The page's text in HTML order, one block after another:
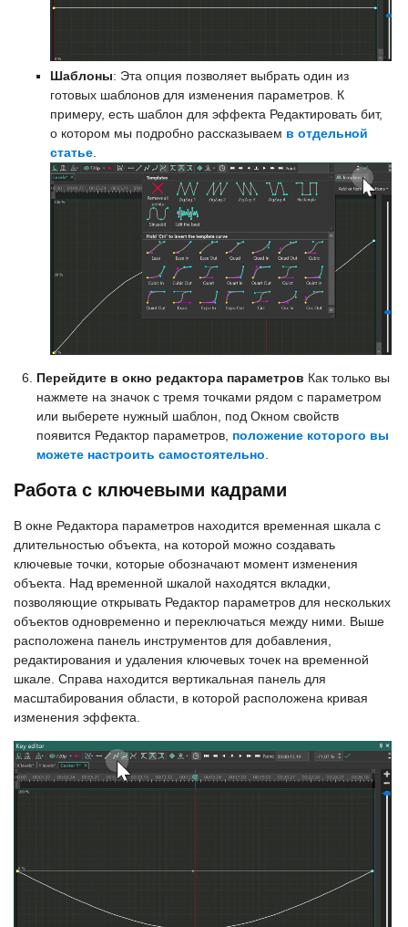
Шаблоны: Эта опция позволяет выбрать один из
готовых шаблонов для изменения параметров. К
примеру, есть шаблон для эффекта Редактировать бит,
о котором мы подробно рассказываем в отдельной
статье
Перейдите в окно редактора параметров Как только вы
нажмете на значок с тремя точками рядом с параметром
или выберете нужный шаблон, под Окном свойств
появится Редактор параметров, положение которого вы
можете настроить самостоятельно.
Работа с ключевыми кадрами
В окне Редактора параметров находится временная шкала с
длительностью объекта, на которой можно создавать
ключевые точки, которые обозначают момент изменения
объекта. Над временной шкалой находятся вкладки,
позволяющие открывать Редактор параметров для нескольких
объектов одновременно и переключаться между ними. Выше
расположена панель инструментов для добавления,
редактирования и удаления ключевых точек на временной
шкале. Справа находится вертикальная панель для
масштабирования области, в которой расположена кривая
изменения эффекта.